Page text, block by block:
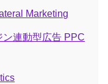
Marketing
連動型広告 PPC